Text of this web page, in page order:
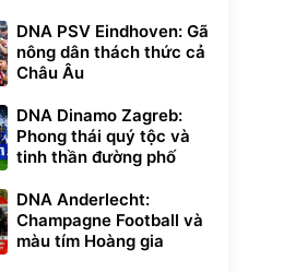
DNA PSV Eindhoven: Gã
nông dân thách thức cả
Châu Âu
DNA Dinamo Zagreb:
Phong thái quý tộc và
tinh thần đường phố
DNA Anderlecht:
Champagne Football và
màu tím Hoàng gia